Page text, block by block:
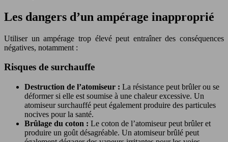
Les dangers d’un ampérage inapproprié
Utiliser un ampérage trop élevé peut entraîner des conséquences
négatives, notamment :
Risques de surchauffe
Destruction de l’atomiseur : La résistance peut brûler ou se
déformer si elle est soumise à une chaleur excessive. Un
atomiseur surchauffé peut également produire des particules
nocives pour la santé.
Brûlage du coton : Le coton de l’atomiseur peut brûler et
produire un goût désagréable. Un atomiseur brûlé peut